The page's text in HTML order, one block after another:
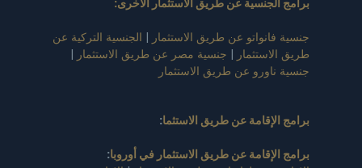
برامج الجنسية عن طريق الاستثمار الأخرى:
جنسية فانواتو عن طريق الاستثمار | الجنسية التركية عن
طريق الاستثمار | جنسية مصر عن طريق الاستثمار |
جنسية ناورو عن طريق الاستثمار
برامج الإقامة عن طريق الاستثما:
برامج الإقامة عن طريق الاستثمار في أوروبا: